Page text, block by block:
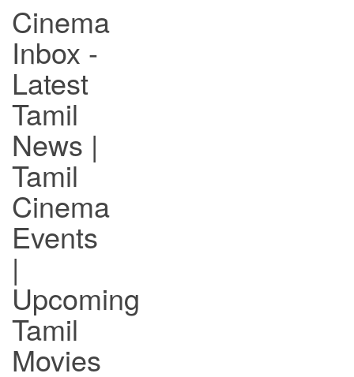
Cinema
Inbox -
Latest
Tamil
News |
Tamil
Cinema
Events
|
Upcoming
Tamil
Movies